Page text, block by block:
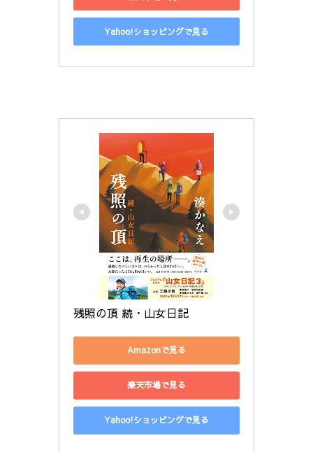
Yahoo!ショッピングで見る
残照の頂 続・山女日記
Amazonで見る
楽天市場で見る
Yahoo!ショッピングで見る